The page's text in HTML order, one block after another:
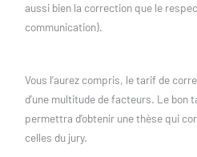
aussi bien la correction que le
communication).
Vous l’aurez compris, le tarif de
d’une multitude de facteurs. Le bon
permettra d’obtenir une thèse qui
celles du jury.